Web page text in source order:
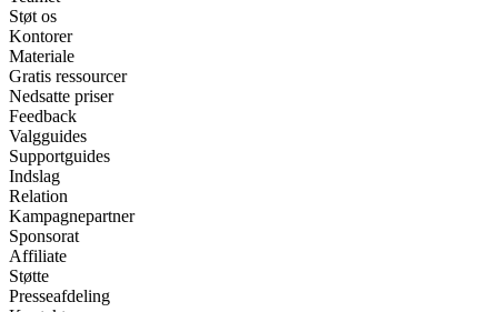
Støt os
Kontorer
Materiale
Gratis ressourcer
Nedsatte priser
Feedback
Valgguides
Supportguides
Indslag
Relation
Kampagnepartner
Sponsorat
Affiliate
Støtte
Presseafdeling